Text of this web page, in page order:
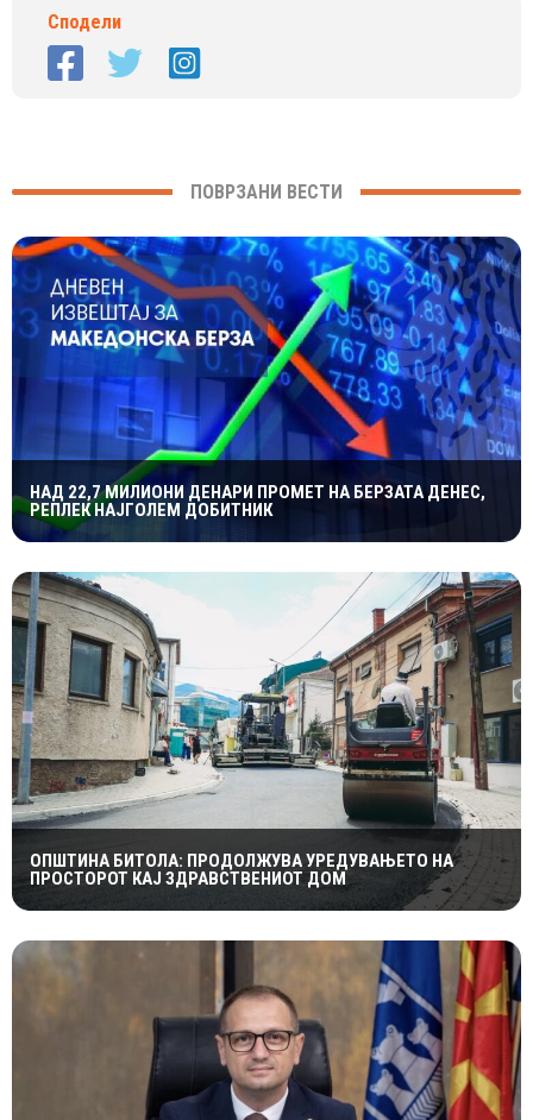
Сподели
ПОВРЗАНИ ВЕСТИ
НАД 22,7 МИЛИОНИ ДЕНАРИ ПРОМЕТ НА БЕРЗАТА ДЕНЕС,
РЕПЛЕК НАЈГОЛЕМ ДОБИТНИК
ОПШТИНА БИТОЛА: ПРОДОЛЖУВА УРЕДУВАЊЕТО НА
ПРОСТОРОТ КАЈ ЗДРАВСТВЕНИОТ ДОМ